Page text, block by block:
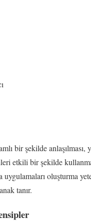
bir şekilde anlaşılması,
etkili bir şekilde
uygulamaları oluşturma
tanır.